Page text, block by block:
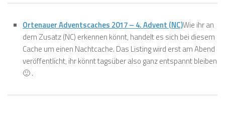
Ortenauer Adventscaches 2017 – 4. Advent (NC)Wie ihr an
dem Zusatz (NC) erkennen könnt, handelt es sich bei diesem
Cache um einen Nachtcache. Das Listing wird erst am Abend
veröffentlicht, ihr könnt tagsüber also ganz entspannt bleiben
🙂 .